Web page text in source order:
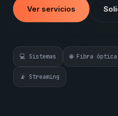
Ver servicios
💻 Sistemas 🌐 Fibra óptica
📡 Streaming